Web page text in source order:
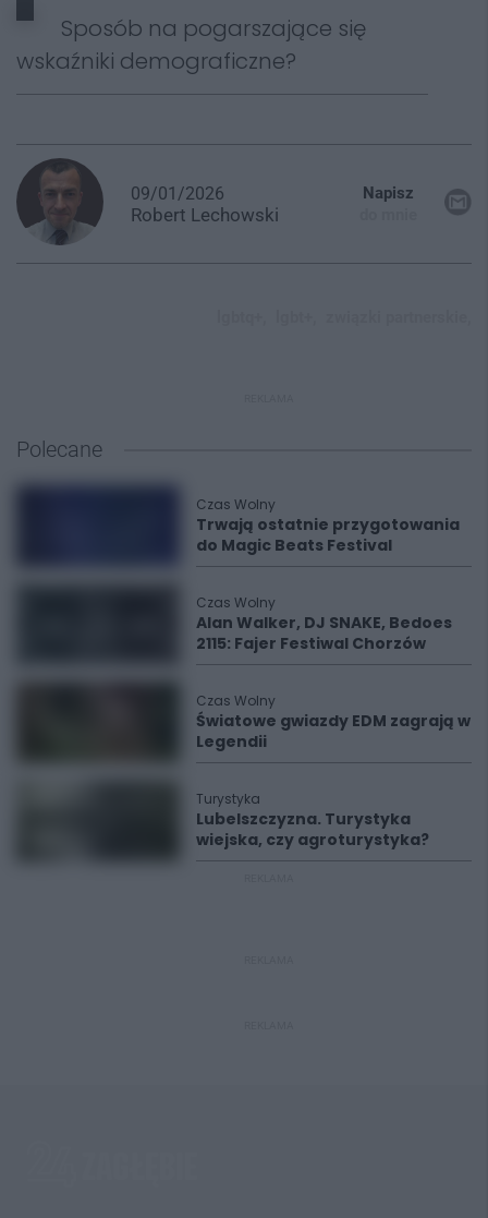
Sposób na pogarszające się
wskaźniki demograficzne?
09/01/2026
Robert Lechowski
Napisz
Polecane
Czas Wolny
Trwają ostatnie przygotowania
do Magic Beats Festival
Czas Wolny
Alan Walker, DJ SNAKE, Bedoes
2115: Fajer Festiwal Chorzów
Czas Wolny
Światowe gwiazdy EDM zagrają w
Legendii
Turystyka
Lubelszczyzna. Turystyka
wiejska, czy agroturystyka?